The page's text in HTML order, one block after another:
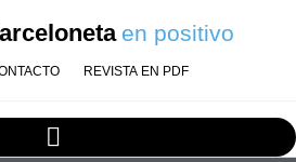
en positivo
REVISTA EN PDF